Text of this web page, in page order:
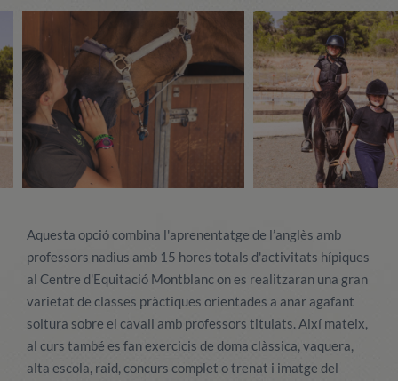
Aquesta opció combina l'aprenentatge de l’anglès amb
professors nadius amb 15 hores totals d'activitats hípiques
al Centre d'Equitació Montblanc on es realitzaran una gran
varietat de classes pràctiques orientades a anar agafant
soltura sobre el cavall amb professors titulats. Així mateix,
al curs també es fan exercicis de doma clàssica, vaquera,
alta escola, raid, concurs complet o trenat i imatge del